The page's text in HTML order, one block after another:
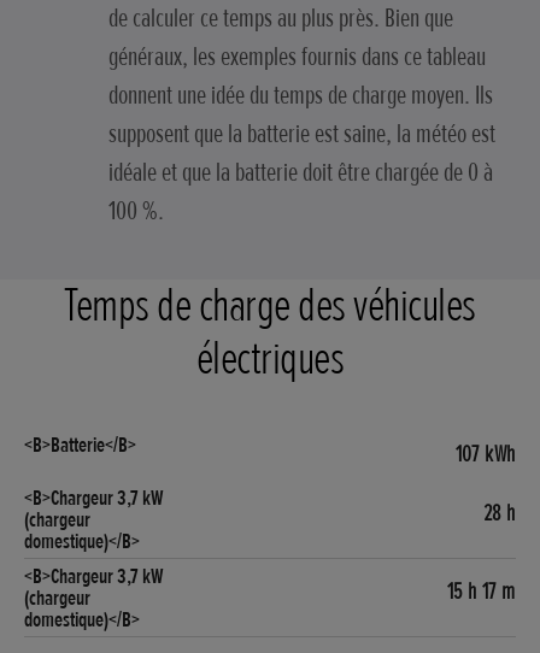
de calculer ce temps au plus près. Bien que
généraux, les exemples fournis dans ce tableau
donnent une idée du temps de charge moyen. Ils
supposent que la batterie est saine, la météo est
idéale et que la batterie doit être chargée de 0 à
100 %.
Temps de charge des véhicules
électriques
107 kWh
28 h
15 h 17 m